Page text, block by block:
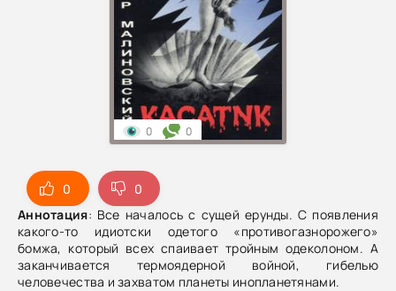
0
0
Аннотация: Все началось с сущей ерунды. С появления
какого-то идиотски одетого «противогазнорожего»
бомжа, который всех спаивает тройным одеколоном. А
заканчивается термоядерной войной, гибелью
человечества и захватом планеты инопланетянами.
0 0